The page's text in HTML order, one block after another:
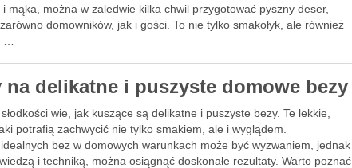
mąka, można w zaledwie kilka chwil przygotować pyszny deser,
domowników, jak i gości. To nie tylko smakołyk, ale również
…
na delikatne i puszyste domowe bezy
wie, jak kuszące są delikatne i puszyste bezy. Te lekkie,
potrafią zachwycić nie tylko smakiem, ale i wyglądem.
bez w domowych warunkach może być wyzwaniem, jednak
i techniką, można osiągnąć doskonałe rezultaty. Warto poznać